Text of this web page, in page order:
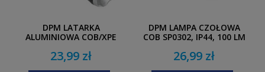
DPM LATARKA
ALUMINIOWA COB/XPE
LM, 500 MAH
23,99 zł
DPM LAMPA CZOŁOWA
COB SP0302, IP44, 100 LM
26,99 zł